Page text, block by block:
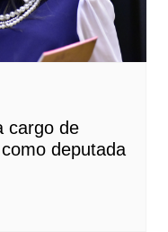
cargo de
deputada